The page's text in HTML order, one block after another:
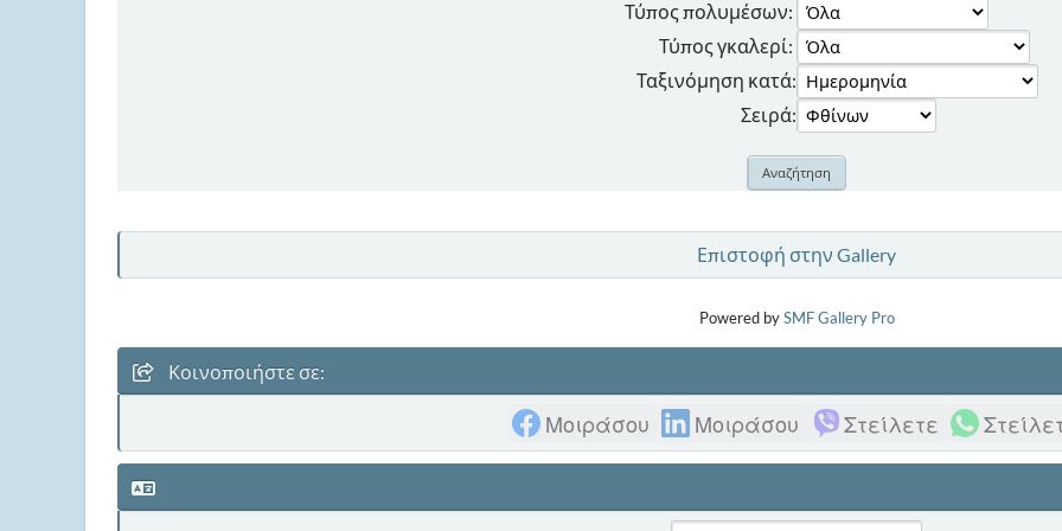
Τύπος πολυμέσων:
Τύπος γκαλερί:
Ταξινόμηση κατά:
Σειρά:
Επιστοφή στην Gallery
Powered bySMF Gallery Pro
Κοινοποιήστε σε:
Μοιράσου Μοιράσου Στείλετε